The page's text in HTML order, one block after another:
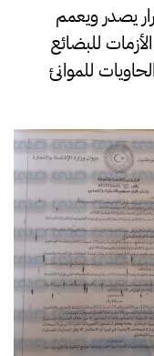
يصدر ويعمم
للبضائع
للموانئ